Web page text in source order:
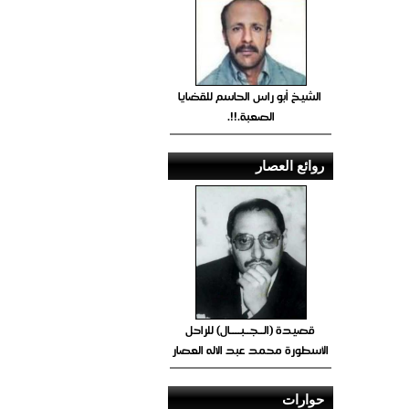
الشيخ أبو راس الحاسم للقضايا
الصعبة.!!.
روائع العصار
قصيدة (الــجــبــــال) للراحل
الأسطورة محمد عبد الاله العصار
حوارات